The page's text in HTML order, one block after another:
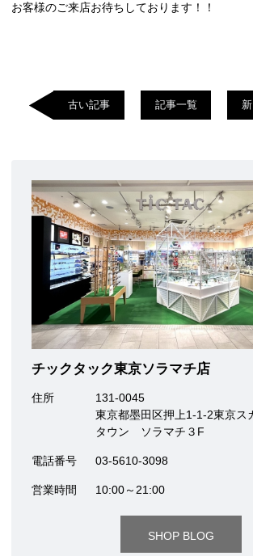
お客様のご来店お待ちしております！！
古い記事 記事一覧
チックタック東京ソラマチ店
住所
131-0045
東京都墨田区押上1-1-2東京ス
タウン ソラマチ３F
電話番号 03-5610-3098
営業時間 10:00～21:00
SHOP BLOG